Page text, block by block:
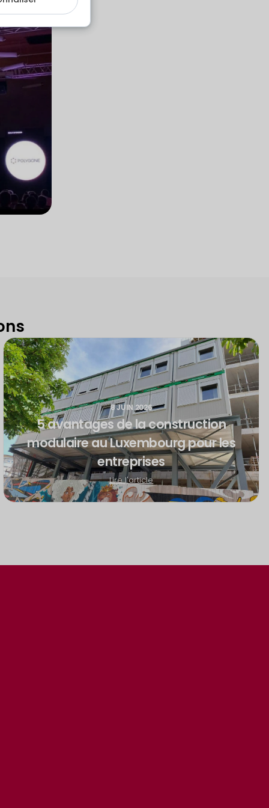
8 JUIN 2026
5 avantages de la construction
modulaire au Luxembourg pour les
entreprises
Lire l'article